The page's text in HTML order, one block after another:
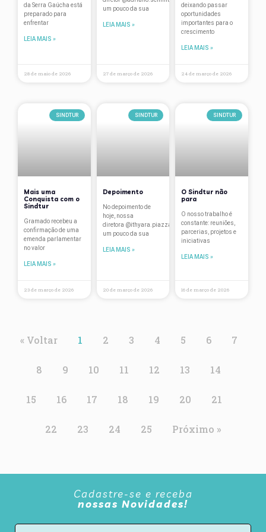
Travellers’ Choice
treinamentos
Vantagens associados
da Serra Gaúcha está
preparado para
enfrentar
LEIA MAIS »
28 de maio de 2026
um pouco da sua
LEIA MAIS »
27 de março de 2026
deixando passar
oportunidades
importantes para o
crescimento
LEIA MAIS »
24 de março de 2026
SINDTUR
Mais uma
Conquista com o
Sindtur
Gramado recebeu a
confirmação de uma
emenda parlamentar
no valor
LEIA MAIS »
23 de março de 2026
SINDTUR
Depoimento
No depoimento de
hoje, nossa
diretora @ithyara.piazza conta
um pouco da sua
LEIA MAIS »
20 de março de 2026
SINDTUR
O Sindtur não
para
O nosso trabalho é
constante: reuniões,
parcerias, projetos e
iniciativas
LEIA MAIS »
16 de março de 2026
« Voltar 1 2 3 4 5 6 7
8 9 10 11 12 13 14
15 16 17 18 19 20 21
22 23 24 25 Próximo »
Cadastre-se e receba
nossas Novidades!